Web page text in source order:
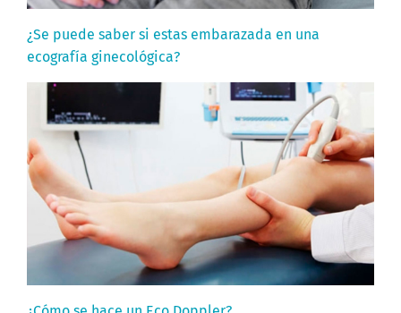
¿Se puede saber si estas embarazada en una
ecografía ginecológica?